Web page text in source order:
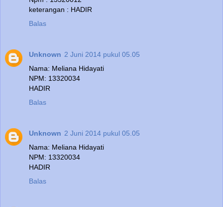
keterangan : HADIR
Balas
Unknown 2 Juni 2014 pukul 05.05
Nama: Meliana Hidayati
NPM: 13320034
HADIR
Balas
Unknown 2 Juni 2014 pukul 05.05
Nama: Meliana Hidayati
NPM: 13320034
HADIR
Balas